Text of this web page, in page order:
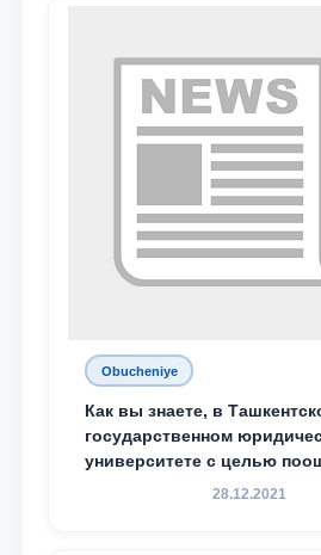
специальной стипендии
Хадичи Сулеймановой.
Obucheniye
Как вы знаете, в
государственном
университете с целью
талантливых, активных и
28.12.2021